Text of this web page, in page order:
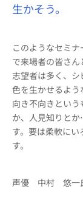
生かそう。
このようなセミ
で来場者の皆さ
志望者は多く、
色を生かせるよ
向き不向きとい
か、人見知りと
す。要は柔軟に
す。
声優 中村 悠一